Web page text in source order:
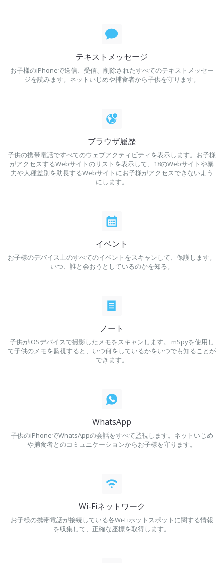
テキストメッセージ
お子様のiPhoneで送信、受信、削除されたすべてのテキストメッセー
ジを読みます。ネットいじめや捕食者から子供を守ります。
ブラウザ履歴
子供の携帯電話ですべてのウェブアクティビティを表示します。お子様
がアクセスするWebサイトのリストを表示して、18のWebサイトや暴
力や人種差別を助長するWebサイトにお子様がアクセスできないよう
にします。
イベント
お子様のデバイス上のすべてのイベントをスキャンして、保護します。
いつ、誰と会おうとしているのかを知る。
ノート
子供がiOSデバイスで撮影したメモをスキャンします。 mSpyを使用し
て子供のメモを監視すると、いつ何をしているかをいつでも知ることが
できます。
WhatsApp
子供のiPhoneでWhatsAppの会話をすべて監視します。ネットいじめ
や捕食者とのコミュニケーションからお子様を守ります。
Wi-Fiネットワーク
お子様の携帯電話が接続している各Wi-Fiホットスポットに関する情報
を収集して、正確な座標を取得します。